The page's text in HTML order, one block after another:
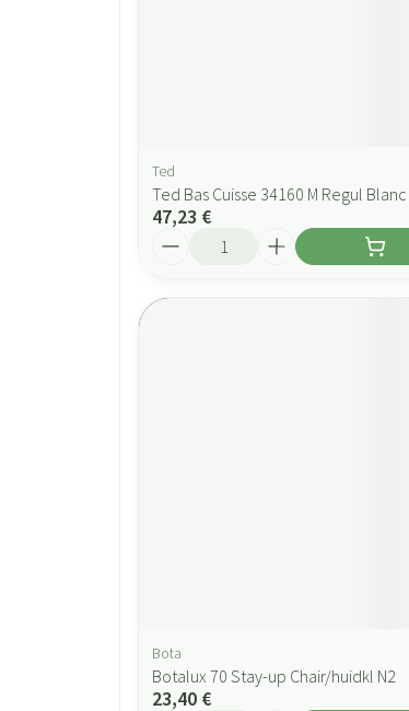
Ted
Ted Bas Cuisse 34160 M Regul Blanc
47,23 €
Bota
Botalux 70 Stay-up Chair/huidkl N2
23,40 €